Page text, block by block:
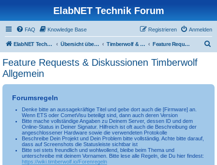
ElabNET Technik Forum
FAQ Knowledge Base Anmelden
Registrieren
ElabNET Technik Forum Übersicht über forum.timberwolf.io Timberwolf & WireGate Server Feature Requests & Diskussionen Timberwolf Allgemein
Feature Requests & Diskussionen Timberwolf
Allgemein
Forumsregeln
Denke bitte an aussagekräftige Titel und gebe dort auch die [Firmware] an.
Wenn ETS oder CometVisu beteiligt sind, dann auch deren Version
Bitte mache vollständige Angaben zu Deinem Server, dessen ID und dem
Online-Status in Deiner Signatur. Hilfreich ist oft auch die Beschreibung der
angeschlossener Hardware sowie die verwendeten Protokolle
Beschreibe Dein Projekt und Dein Problem bitte vollständig. Achte bitte darauf,
dass auf Screenshots die Statusleiste sichtbar ist
Bitte sei stets freundlich und wohlwollend, bleibe beim Thema und
unterschreibe mit deinem Vornamen. Bitte lese alle Regeln, die Du hier findest:
https://wiki.timberwolf.io/Forenregeln